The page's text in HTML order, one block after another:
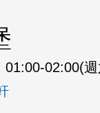
01:00-02:00(